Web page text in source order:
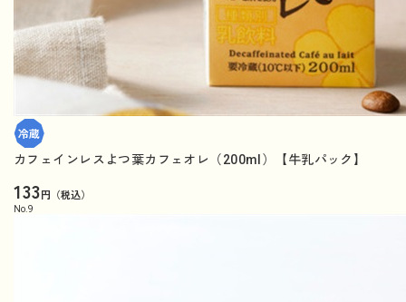
カフェインレスよつ葉カフェオレ（200ml）【牛乳パック】
133円（税込）
No. 9